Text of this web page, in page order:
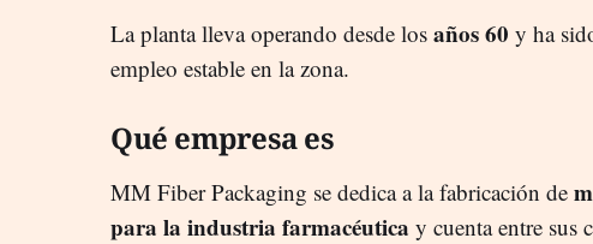
La planta lleva operando desde los años 60 y ha
empleo estable en la zona.
Qué empresa es
MM Fiber Packaging se dedica a la fabricación de
para la industria farmacéutica y cuenta entre sus